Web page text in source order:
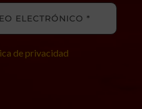
de privacidad